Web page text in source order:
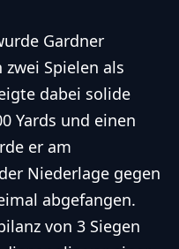
Gardner
Spielen als
dabei solide
Yards und einen
er am
Niederlage gegen
abgefangen.
von 3 Siegen